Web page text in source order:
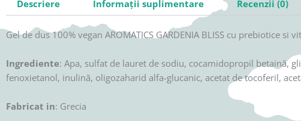
Descriere Informații suplimentare Recenzii (0)
Gel de dus 100% vegan AROMATICS GARDENIA BLISS cu prebiotice si
Ingrediente: Apa, sulfat de lauret de sodiu, cocamidopropil betaină,
fenoxietanol, inulină, oligozaharid alfa-glucanic, acetat de tocoferil,
Fabricat in: Grecia